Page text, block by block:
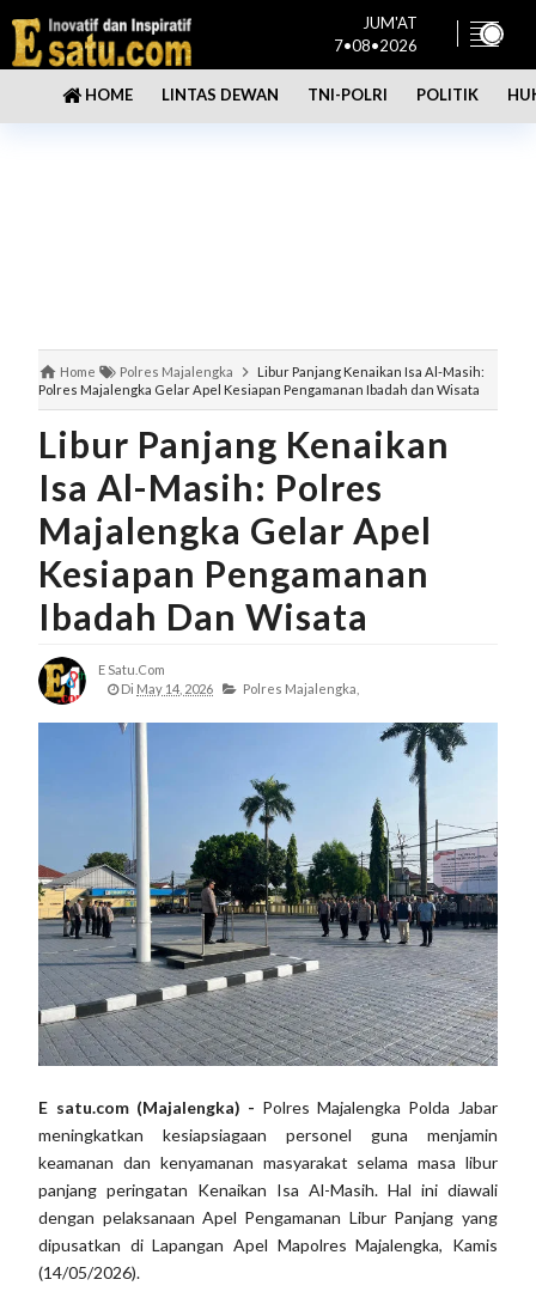
JUM'AT
7•08•2026
HOME LINTAS DEWAN TNI-POLRI POLITIK
Home Polres Majalengka
Libur Panjang Kenaikan Isa Al-Masih:
Polres Majalengka Gelar Apel Kesiapan Pengamanan Ibadah dan Wisata
Libur Panjang Kenaikan
Isa Al-Masih: Polres
Majalengka Gelar Apel
Kesiapan Pengamanan
Ibadah Dan Wisata
E Satu.com
Di May 14, 2026 Polres Majalengka,
E satu.com (Majalengka) - Polres Majalengka Polda Jabar
meningkatkan kesiapsiagaan personel guna menjamin
keamanan dan kenyamanan masyarakat selama masa libur
panjang peringatan Kenaikan Isa Al-Masih. Hal ini diawali
dengan pelaksanaan Apel Pengamanan Libur Panjang yang
dipusatkan di Lapangan Apel Mapolres Majalengka, Kamis
(14/05/2026).